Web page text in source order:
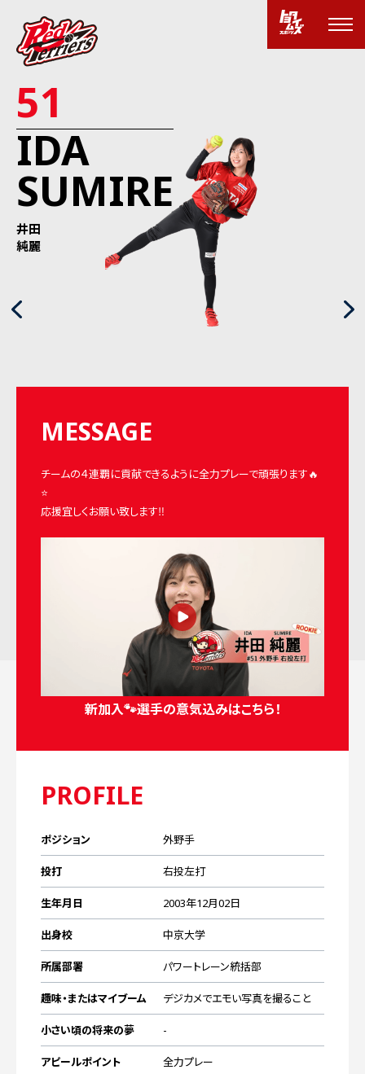
ホーム
試合情報
TEAM
チーム紹介
PLAYERS/STAFF
選手/スタッフ紹介
SCHEDULE
スケジュール
COLUMN
ソフトボールとレッドテリアーズ
51
IDA
SUMIRE
井田
純麗
MESSAGE
チームの４連覇に貢献できるように全力プレーで頑張ります🔥
⭐️
応援宜しくお願い致します‼️
新加入🐾選手の意気込みはこちら！
PROFILE
ポジション 外野手
投打 右投左打
生年月日 2003年12月02日
出身校 中京大学
所属部署 パワートレーン統括部
趣味・またはマイブーム デジカメでエモい写真を撮ること
小さい頃の将来の夢 -
アピールポイント 全力プレー